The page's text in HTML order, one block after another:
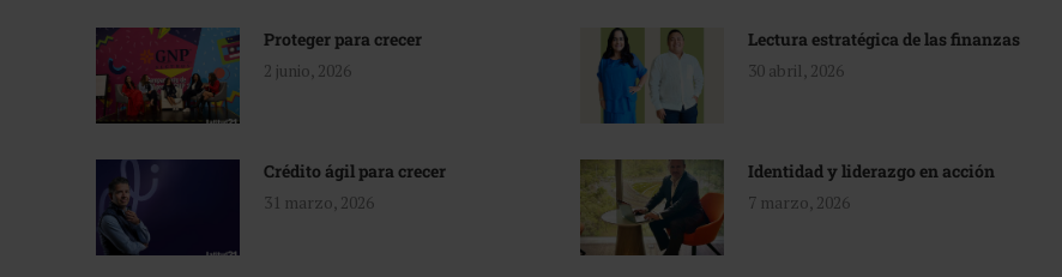
Proteger para crecer
2 junio, 2026
Lectura estratégica de las finanzas
30 abril, 2026
Crédito ágil para crecer
31 marzo, 2026
Identidad y liderazgo en acción
7 marzo, 2026